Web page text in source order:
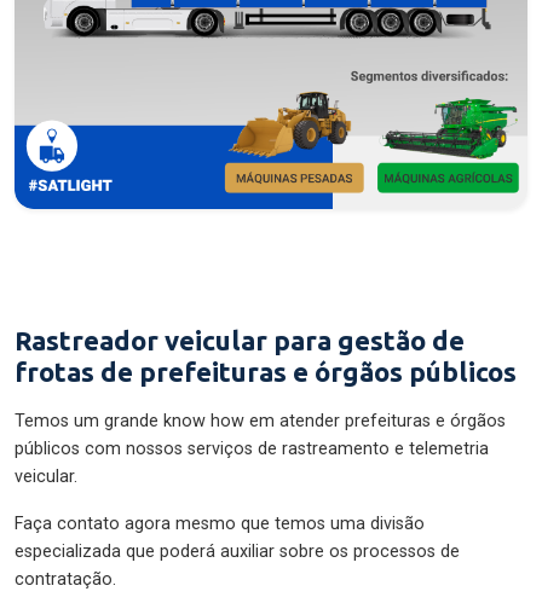
Rastreador veicular para gestão de
frotas de prefeituras e órgãos públicos
Temos um grande know how em atender prefeituras e órgãos
públicos com nossos serviços de rastreamento e telemetria
veicular.
Faça contato agora mesmo que temos uma divisão
especializada que poderá auxiliar sobre os processos de
contratação.